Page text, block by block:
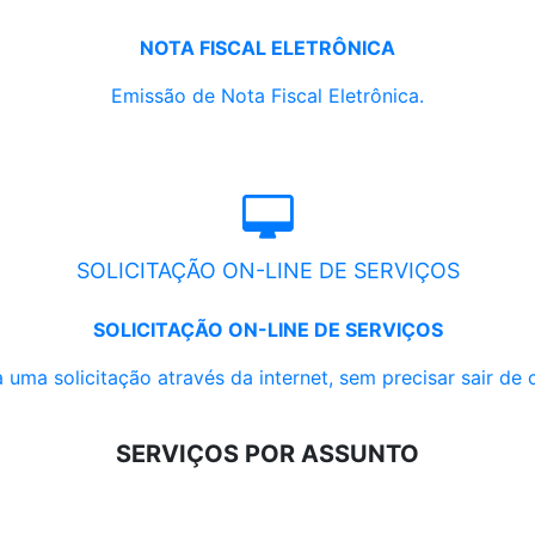
NOTA FISCAL ELETRÔNICA
Emissão de Nota Fiscal Eletrônica.
SOLICITAÇÃO ON-LINE DE SERVIÇOS
SOLICITAÇÃO ON-LINE DE SERVIÇOS
uma solicitação através da internet, sem precisar sair de
SERVIÇOS POR ASSUNTO